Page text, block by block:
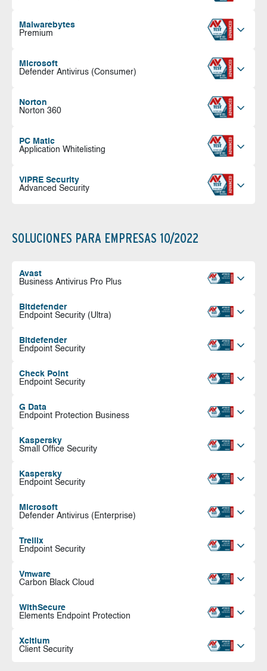
Malwarebytes
Premium
Microsoft
Defender Antivirus (Consumer)
Norton
Norton 360
PC Matic
Application Whitelisting
VIPRE Security
Advanced Security
SOLUCIONES PARA EMPRESAS 10/2022
Avast
Business Antivirus Pro Plus
Bitdefender
Endpoint Security (Ultra)
Bitdefender
Endpoint Security
Check Point
Endpoint Security
G Data
Endpoint Protection Business
Kaspersky
Small Office Security
Kaspersky
Endpoint Security
Microsoft
Defender Antivirus (Enterprise)
Trellix
Endpoint Security
Vmware
Carbon Black Cloud
WithSecure
Elements Endpoint Protection
Xcitium
Client Security